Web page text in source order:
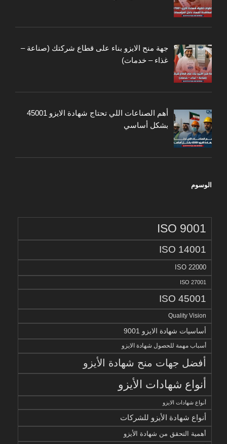
جهة منح الايزو بناء على قطاع شركتك (صناعة –
غذاء – خدمات)
أهم الصناعات اللي تحتاج شهادة الايزو 45001
بشكل أساسي
الوسوم
ISO 9001
ISO 14001
ISO 22000
ISO 27001
ISO 45001
Quality Vision
أساسيات شهادة الايزو 9001
أسباب مهمة للحصول شهادة الايزو
أفضل جهات منح شهادة الأيزو
أنواع شهادات الأيزو
أنواع شهادات الايزو
أنواع شهادة الأيزو للشركات
أهمية التحقق من شهادة الأيزو